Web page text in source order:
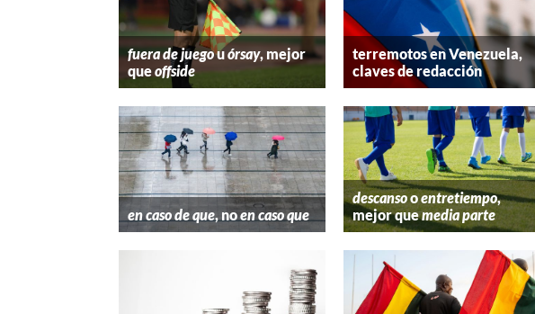
fuera de juegouórsay, mejor
queoffside
terremotos en Venezuela,
claves de redacción
en caso de que, noen caso que
descansooentretiempo,
mejor quemedia parte